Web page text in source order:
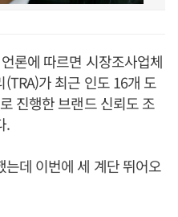
론에 따르면 시장조사업체
가 최근 인도 16개 도
진행한 브랜드 신뢰도 조
.
데 이번에 세 계단 뛰어오